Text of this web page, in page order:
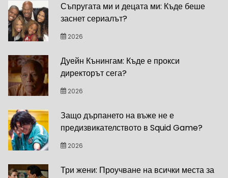
Съпругата ми и децата ми: Къде беше
заснет сериалът?
2026
Дуейн Кънингам: Къде е прокси
директорът сега?
2026
Защо дърпането на въже не е
предизвикателството в Squid Game?
2026
Три жени: Проучване на всички места за